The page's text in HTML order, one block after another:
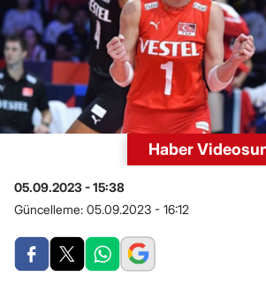
Haber
05.09.2023 - 15:38
Güncelleme: 05.09.2023 - 16:12